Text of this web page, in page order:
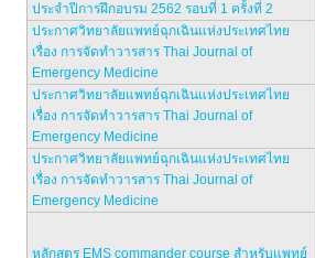
ประจำปีการฝึกอบรม 2562 รอบที่ 1 ครั้งที่ 2
ประกาศวิทยาลัยแพทย์ฉุกเฉินแห่งประเทศไทย
เรื่อง การจัดทำวารสาร Thai Journal of
Emergency Medicine
ประกาศวิทยาลัยแพทย์ฉุกเฉินแห่งประเทศไทย
เรื่อง การจัดทำวารสาร Thai Journal of
Emergency Medicine
ประกาศวิทยาลัยแพทย์ฉุกเฉินแห่งประเทศไทย
เรื่อง การจัดทำวารสาร Thai Journal of
Emergency Medicine
หลักสูตร EMS commander course สำหรับแพทย์